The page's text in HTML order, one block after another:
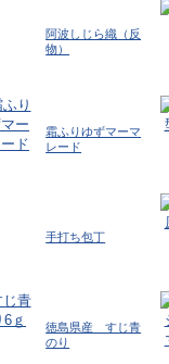
阿波しじら織（反
物）
霜ふりゆずマーマ
レード
手打ち包丁
徳島県産 すじ青
のり